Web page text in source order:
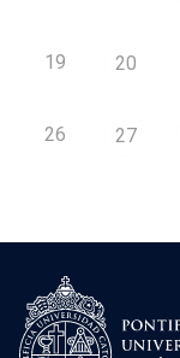
19 20
26 27